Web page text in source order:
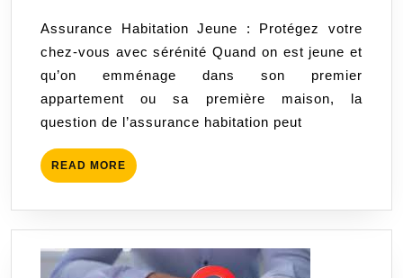
Protégez
votre
chez-
vous
avec
sérénité
Assurance Habitation Jeune : Protégez votre
chez-vous avec sérénité Quand on est jeune et
qu’on emménage dans son premier
appartement ou sa première maison, la
question de l’assurance habitation peut
READ MORE READ
MORE